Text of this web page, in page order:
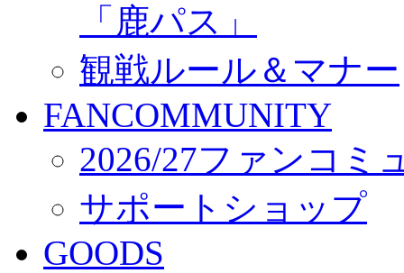
「鹿パス」
観戦ルール＆マナー
FANCOMMUNITY
2026/27ファンコミ
サポートショップ
GOODS